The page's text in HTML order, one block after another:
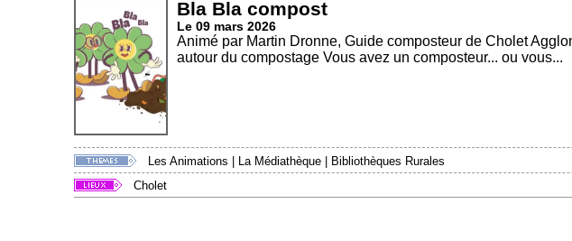
Bla Bla compost
Le 09 mars 2026
Animé par Martin Dronne, Guide composteur de Cholet
autour du compostage Vous avez un composteur... ou vous...
Les Animations | La Médiathèque | Bibliothèques Rurales
Cholet